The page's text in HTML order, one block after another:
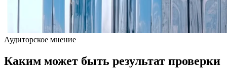
Аудиторское мнение
Каким может быть результат проверки